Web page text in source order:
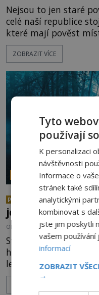
Nejsou to jen staré
celé naší republice
které mají pověst
ozývají
jevy. Zatímco historici většinou hledají racionální
lokality vykazují
celé generace. A
ud
ZOBRAZIT VÍCE
PARANORMÁLNÍ JEVY
PREMIUM
jen ti
OD RADKA SÁBLIKOVÁ 1.8.2026
Stínové bytosti,
hrůzostrašný křik
lesa. Není to začátek
události, které
Tyto
používají
K personalizaci
návštěvnosti
Informace o
stránek také
analytickými
kombinovat s
jste jim poskytli
vašem
informací
ZOBRAZIT
→